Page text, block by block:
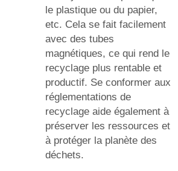
le plastique ou du papier,
etc. Cela se fait facilement
avec des tubes
magnétiques, ce qui rend le
recyclage plus rentable et
productif. Se conformer aux
réglementations de
recyclage aide également à
préserver les ressources et
à protéger la planète des
déchets.